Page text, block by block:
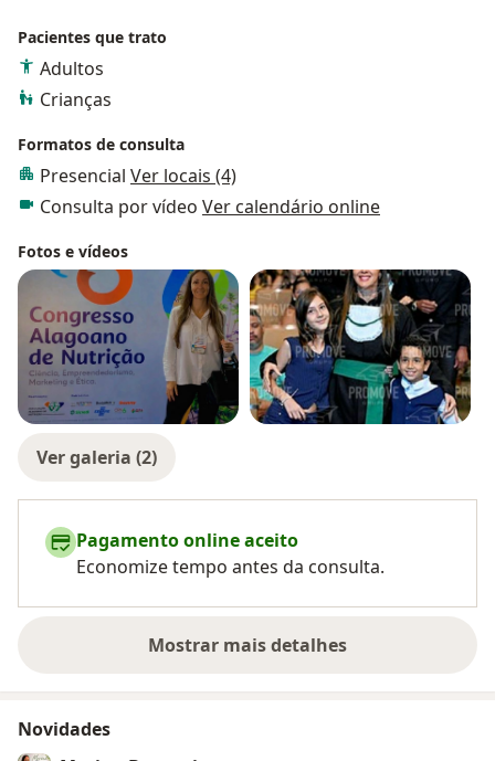
Pacientes que trato
Adultos
Crianças
Formatos de consulta
Presencial Ver locais (4)
Consulta por vídeo Ver calendário online
Fotos e vídeos
Ver galeria (2)
Pagamento online aceito
Economize tempo antes da consulta.
Mostrar mais detalhes
sobre a experiência
Novidades